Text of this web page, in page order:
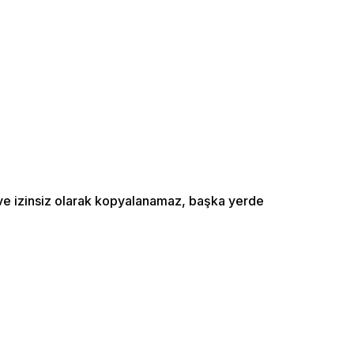
izinsiz olarak kopyalanamaz, başka yerde